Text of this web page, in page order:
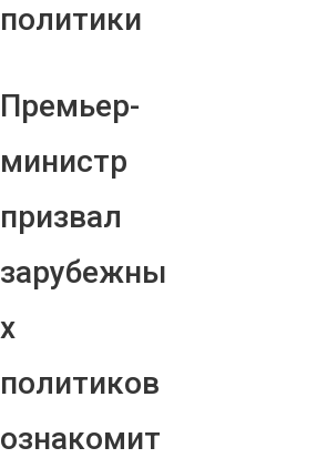
политики
Премьер-
министр
призвал
зарубежны
х
политиков
ознакомит